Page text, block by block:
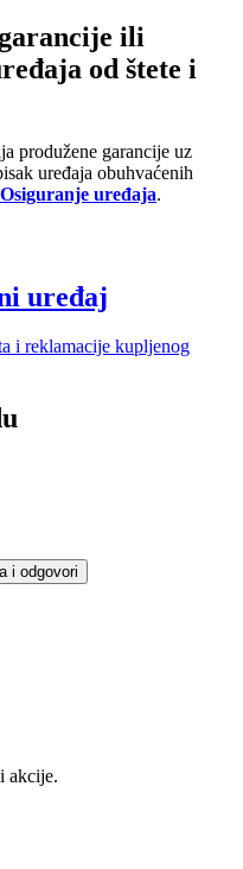
ili
od štete i
produžene garancije uz
uređaja obuhvaćenih
Osiguranje uređaja.
uređaj
i reklamacije kupljenog
i odgovori
akcije.